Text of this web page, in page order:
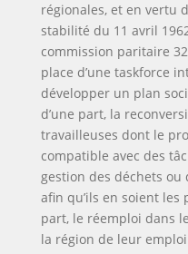
régionales, et en vertu
stabilité du 11 avril
commission paritaire
place d’une taskforce
développer un plan
d’une part, la
travailleuses dont le
compatible avec des
gestion des déchets ou
afin qu’ils en soient les
part, le réemploi dans
la région de leur